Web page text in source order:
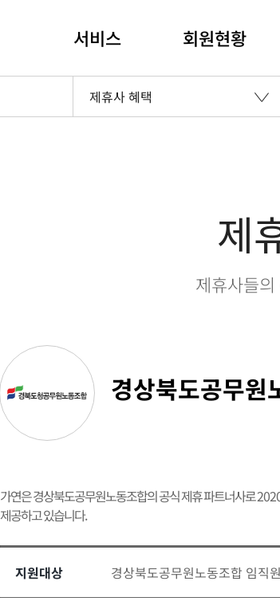
서비스 회원현황
제휴사 혜택
제
제휴사들
경상북도공무원
가연은 경상북도공무원노동조합의 공식 제휴 파트너사로
제공하고 있습니다.
지원대상 경상북도공무원노동조합 임직원